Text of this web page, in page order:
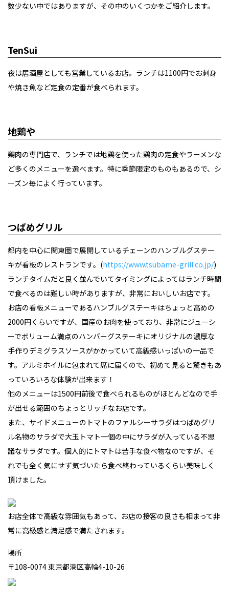
数少ない中ではありますが、その中のいくつかをご紹介します。
TenSui
夜は居酒屋としても営業しているお店。ランチは1100円でお刺身
や焼き魚など定食の定番が食べられます。
地鶏や
鶏肉の専門店で、ランチでは地鶏を使った鶏肉の定食やラーメンな
ど多くのメニューを選べます。特に季節限定のものもあるので、シ
ーズン毎によく行っています。
つばめグリル
都内を中心に関東圏で展開しているチェーンのハンブルグステー
キが看板のレストランです。(https://www.tsubame-grill.co.jp/)
ランチタイムだと良く並んでいてタイミングによってはランチ時間
で食べるのは難しい時がありますが、非常においしいお店です。
お店の看板メニューであるハンブルグステーキはちょっと高めの
2000円くらいですが、国産のお肉を使っており、非常にジューシ
ーでボリューム満点のハンバーグステーキにオリジナルの濃厚な
手作りデミグラスソースがかかっていて高級感いっぱいの一品で
す。アルミホイルに包まれて席に届くので、初めて見ると驚きもあ
っていろいろな体験が出来ます！
他のメニューは1500円前後で食べられるものがほとんどなので手
が出せる範囲のちょっとリッチなお店です。
また、サイドメニューのトマトのファルシーサラダはつばめグリ
ル名物のサラダで大玉トマト一個の中にサラダが入っている不思
議なサラダです。個人的にトマトは苦手な食べ物なのですが、そ
れでも全く気にせず気づいたら食べ終わっているくらい美味しく
頂けました。
お店全体で高級な雰囲気もあって、お店の接客の良さも相まって非
常に高級感と満足感で満たされます。
場所
〒108-0074 東京都港区高輪4-10-26